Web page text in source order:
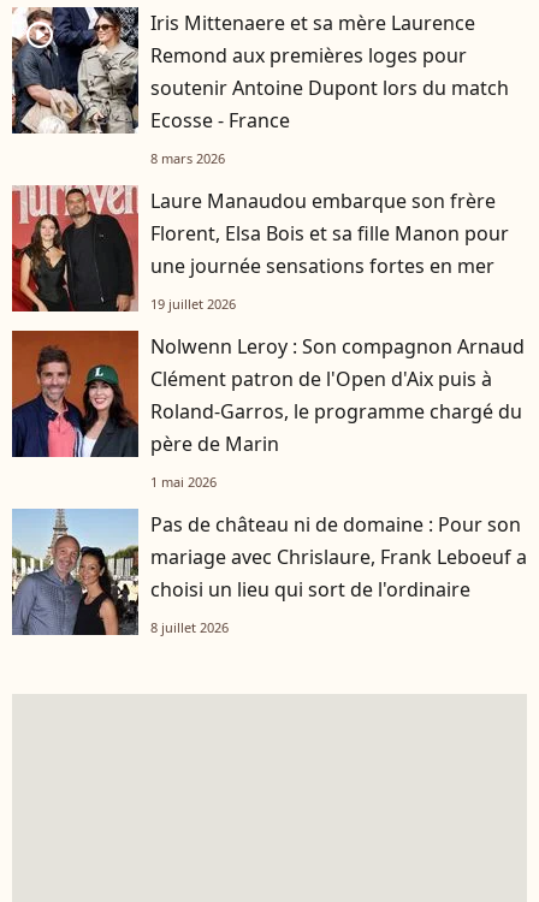
player2
Iris Mittenaere et sa mère Laurence
Remond aux premières loges pour
soutenir Antoine Dupont lors du match
Ecosse - France
8 mars 2026
Laure Manaudou embarque son frère
Florent, Elsa Bois et sa fille Manon pour
une journée sensations fortes en mer
19 juillet 2026
Nolwenn Leroy : Son compagnon Arnaud
Clément patron de l'Open d'Aix puis à
Roland-Garros, le programme chargé du
père de Marin
1 mai 2026
Pas de château ni de domaine : Pour son
mariage avec Chrislaure, Frank Leboeuf a
choisi un lieu qui sort de l'ordinaire
8 juillet 2026